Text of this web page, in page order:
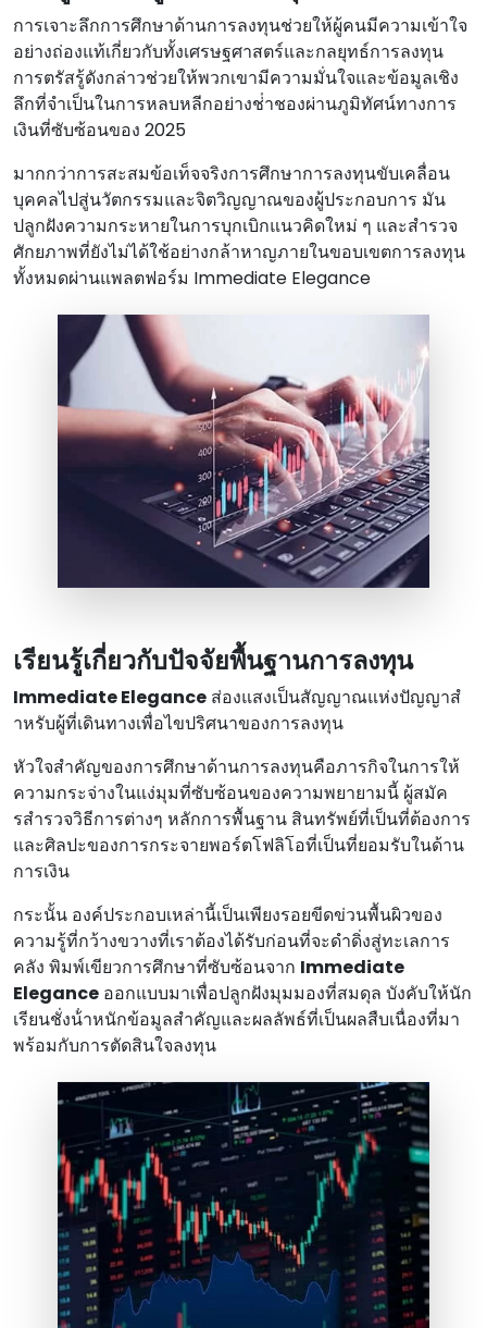
การเจาะลึกการศึกษาด้านการลงทุนช่วยให้ผู้คนมีความเข้าใจ
อย่างถ่องแท้เกี่ยวกับทั้งเศรษฐศาสตร์และกลยุทธ์การลงทุน
การตรัสรู้ดังกล่าวช่วยให้พวกเขามีความมั่นใจและข้อมูลเชิง
ลึกที่จําเป็นในการหลบหลีกอย่างช่ําชองผ่านภูมิทัศน์ทางการ
เงินที่ซับซ้อนของ 2025
มากกว่าการสะสมข้อเท็จจริงการศึกษาการลงทุนขับเคลื่อน
บุคคลไปสู่นวัตกรรมและจิตวิญญาณของผู้ประกอบการ มัน
ปลูกฝังความกระหายในการบุกเบิกแนวคิดใหม่ ๆ และสํารวจ
ศักยภาพที่ยังไม่ได้ใช้อย่างกล้าหาญภายในขอบเขตการลงทุน
ทั้งหมดผ่านแพลตฟอร์ม Immediate Elegance
เรียนรู้เกี่ยวกับปัจจัยพื้นฐานการลงทุน
Immediate Elegance ส่องแสงเป็นสัญญาณแห่งปัญญาสํ
าหรับผู้ที่เดินทางเพื่อไขปริศนาของการลงทุน
หัวใจสําคัญของการศึกษาด้านการลงทุนคือภารกิจในการให้
ความกระจ่างในแง่มุมที่ซับซ้อนของความพยายามนี้ ผู้สมัค
รสํารวจวิธีการต่างๆ หลักการพื้นฐาน สินทรัพย์ที่เป็นที่ต้องการ
และศิลปะของการกระจายพอร์ตโฟลิโอที่เป็นที่ยอมรับในด้าน
การเงิน
กระนั้น องค์ประกอบเหล่านี้เป็นเพียงรอยขีดข่วนพื้นผิวของ
ความรู้ที่กว้างขวางที่เราต้องได้รับก่อนที่จะดําดิ่งสู่ทะเลการ
คลัง พิมพ์เขียวการศึกษาที่ซับซ้อนจาก Immediate
Elegance ออกแบบมาเพื่อปลูกฝังมุมมองที่สมดุล บังคับให้นัก
เรียนชั่งน้ําหนักข้อมูลสําคัญและผลลัพธ์ที่เป็นผลสืบเนื่องที่มา
พร้อมกับการตัดสินใจลงทุน